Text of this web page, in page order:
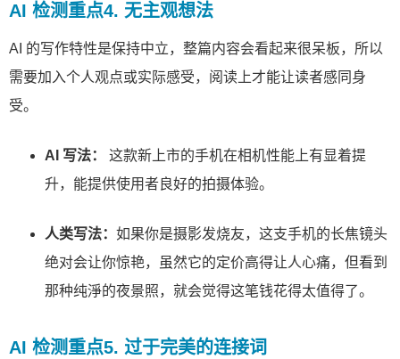
AI 检测重点4. 无主观想法
AI 的写作特性是保持中立，整篇内容会看起来很呆板，所以
需要加入个人观点或实际感受，阅读上才能让读者感同身
受。
AI 写法：
这款新上市的手机在相机性能上有显着提
升，能提供使用者良好的拍摄体验。
人类写法： 如果你是摄影发烧友，这支手机的长焦镜头
绝对会让你惊艳，虽然它的定价高得让人心痛，但看到
那种纯淨的夜景照，就会觉得这笔钱花得太值得了。
AI 检测重点5. 过于完美的连接词